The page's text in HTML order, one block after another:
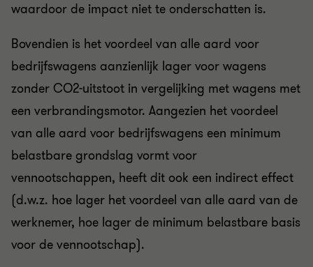
waardoor de impact niet te onderschatten is.
Bovendien is het voordeel van alle aard voor
bedrijfswagens aanzienlijk lager voor wagens
zonder CO2-uitstoot in vergelijking met wagens met
een verbrandingsmotor. Aangezien het voordeel
van alle aard voor bedrijfswagens een minimum
belastbare grondslag vormt voor
vennootschappen, heeft dit ook een indirect effect
(d.w.z. hoe lager het voordeel van alle aard van de
werknemer, hoe lager de minimum belastbare basis
voor de vennootschap).